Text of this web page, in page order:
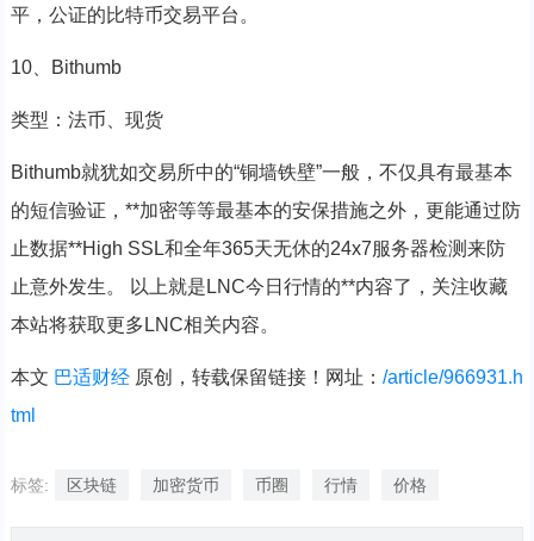
平，公证的比特币交易平台。
10、Bithumb
类型：法币、现货
Bithumb就犹如交易所中的“铜墙铁壁”一般，不仅具有最基本
的短信验证，**加密等等最基本的安保措施之外，更能通过防
止数据**High SSL和全年365天无休的24x7服务器检测来防
止意外发生。 以上就是LNC今日行情的**内容了，关注收藏
本站将获取更多LNC相关内容。
本文 巴适财经原创，转载保留链接！网址： /article/966931.h
tml
标签: 区块链 加密货币 币圈 行情 价格